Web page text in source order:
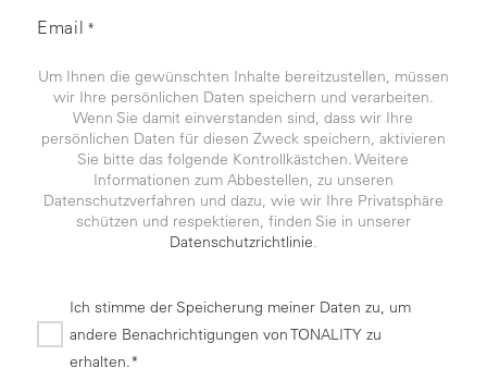
Email *
Um Ihnen die gewünschten Inhalte bereitzustellen, müssen
wir Ihre persönlichen Daten speichern und verarbeiten.
Wenn Sie damit einverstanden sind, dass wir Ihre
persönlichen Daten für diesen Zweck speichern, aktivieren
Sie bitte das folgende Kontrollkästchen. Weitere
Informationen zum Abbestellen, zu unseren
Datenschutzverfahren und dazu, wie wir Ihre Privatsphäre
schützen und respektieren, finden Sie in unserer
Datenschutzrichtlinie.
Ich stimme der Speicherung meiner Daten zu, um
andere Benachrichtigungen von TONALITY zu
erhalten.*